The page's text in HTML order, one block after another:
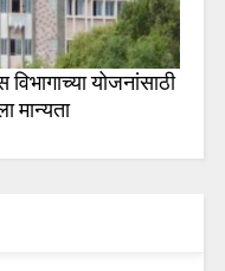
योजनांसाठी
मान्यता